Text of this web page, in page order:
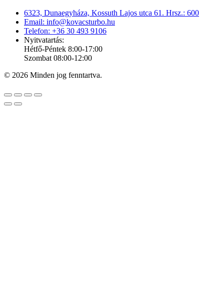
6323, Dunaegyháza, Kossuth Lajos utca 61. Hrsz.: 600
Email: info@kovacsturbo.hu
Telefon: +36 30 493 9106
Nyitvatartás:
Hétfő-Péntek 8:00-17:00
Szombat 08:00-12:00
© 2026 Minden jog fenntartva.